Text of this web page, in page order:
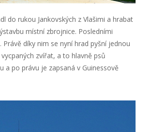
do rukou Jankovských z Vlašimi a hrabat
místní zbrojnice. Posledními
díky nim se nyní hrad pyšní jednou
zvířat, a to hlavně psů
a po právu je zapsaná v Guinessově